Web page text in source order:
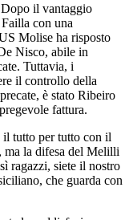
il vantaggio
con una
Molise ha risposto
Nisco, abile in
Tuttavia, i
il controllo della
è stato Ribeiro
fattura.
tutto per tutto con il
ma la difesa del Melilli
ragazzi, siete il nostro
che guarda con